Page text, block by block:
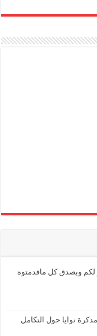
وبصدق كل ماقدمتوه
نوايا حول التكامل